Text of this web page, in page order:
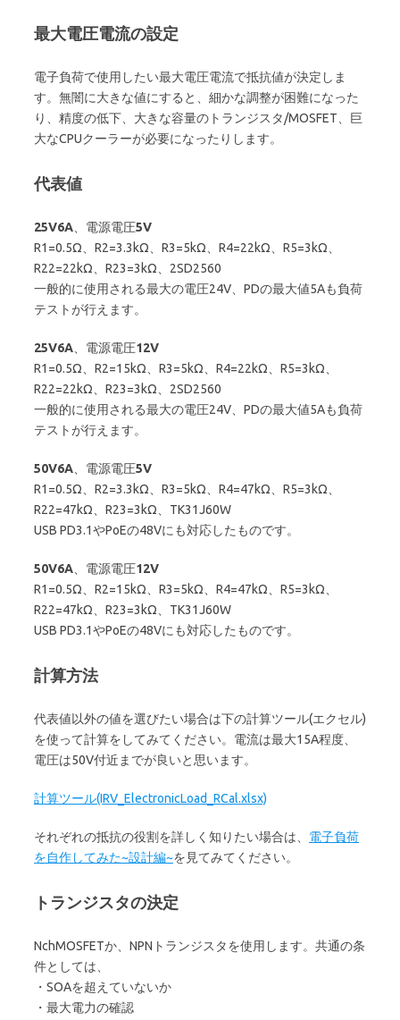
最大電圧電流の設定
電子負荷で使用したい最大電圧電流で抵抗値が決定しま
す。無闇に大きな値にすると、細かな調整が困難になった
り、精度の低下、大きな容量のトランジスタ/MOSFET、巨
大なCPUクーラーが必要になったりします。
代表値
25V6A 、電源電圧5V
R1=0.5Ω、R2=3.3kΩ、R3=5kΩ、R4=22kΩ、R5=3kΩ、
R22=22kΩ、R23=3kΩ、2SD2560
一般的に使用される最大の電圧24V、PDの最大値5Aも負荷
テストが行えます。
25V6A 、電源電圧12V
R1=0.5Ω、R2=15kΩ、R3=5kΩ、R4=22kΩ、R5=3kΩ、
R22=22kΩ、R23=3kΩ、2SD2560
一般的に使用される最大の電圧24V、PDの最大値5Aも負荷
テストが行えます。
50V6A 、電源電圧5V
R1=0.5Ω、R2=3.3kΩ、R3=5kΩ、R4=47kΩ、R5=3kΩ、
R22=47kΩ、R23=3kΩ、TK31J60W
USB PD3.1やPoEの48Vにも対応したものです。
50V6A 、電源電圧12V
R1=0.5Ω、R2=15kΩ、R3=5kΩ、R4=47kΩ、R5=3kΩ、
R22=47kΩ、R23=3kΩ、TK31J60W
USB PD3.1やPoEの48Vにも対応したものです。
計算方法
代表値以外の値を選びたい場合は下の計算ツール(エクセル)
を使って計算をしてみてください。電流は最大15A程度、
電圧は50V付近までが良いと思います。
計算ツール(IRV_ElectronicLoad_RCal.xlsx)
それぞれの抵抗の役割を詳しく知りたい場合は、 電子負荷
を自作してみた~設計編~を見てみてください。
トランジスタの決定
NchMOSFETか、NPNトランジスタを使用します。共通の条
件としては、
・SOAを超えていないか
・最大電力の確認